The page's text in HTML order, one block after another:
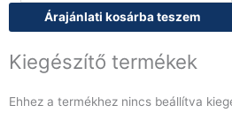
61/13
Elektromos
2x13
Árajánlati kosárba teszem
Kiegészítő termékek
Ehhez a termékhez nincs beállítva